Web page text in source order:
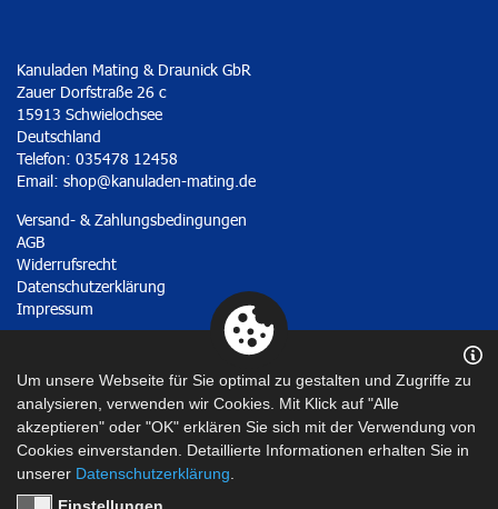
Kanuladen Mating & Draunick GbR
Zauer Dorfstraße 26 c
15913 Schwielochsee
Deutschland
Telefon: 035478 12458
Email: shop@kanuladen-mating.de
Versand- & Zahlungsbedingungen
AGB
Widerrufsrecht
Datenschutzerklärung
Impressum
Um unsere Webseite für Sie optimal zu gestalten und Zugriffe zu
analysieren, verwenden wir Cookies. Mit Klick auf "Alle
akzeptieren" oder "OK" erklären Sie sich mit der Verwendung von
Cookies einverstanden. Detaillierte Informationen erhalten Sie in
unserer Datenschutzerklärung